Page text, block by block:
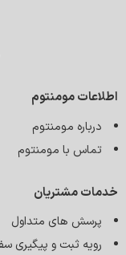
اطلاعات مومنتوم
درباره مومنتوم
تماس با مومنتوم
خدمات مشتریان
پرسش های متداول
رویه ثبت و پیگیری